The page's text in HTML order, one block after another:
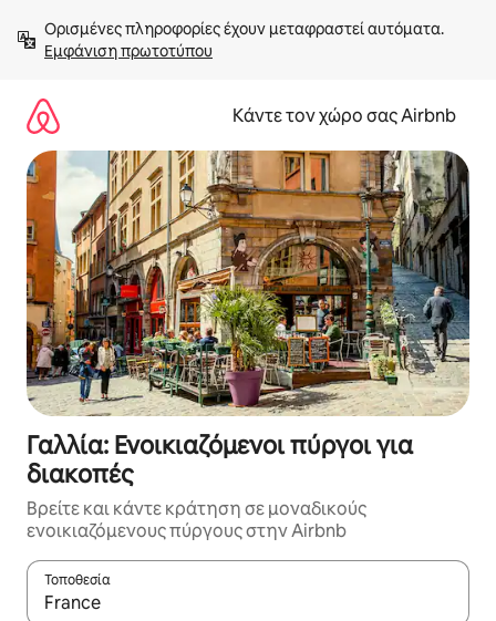
στο
περιεχόμενοΕμφάνιση πρωτοτύπου
Κάντε τον χώρο σας Airbnb
Γαλλία: Ενοικιαζόμενοι πύργοι για
διακοπές
Βρείτε και κάντε κράτηση σε μοναδικούς
ενοικιαζόμενους πύργους στην Airbnb
Τοποθεσία
Όταν τα αποτελέσματα είναι διαθέσιμα, μπορείτε να